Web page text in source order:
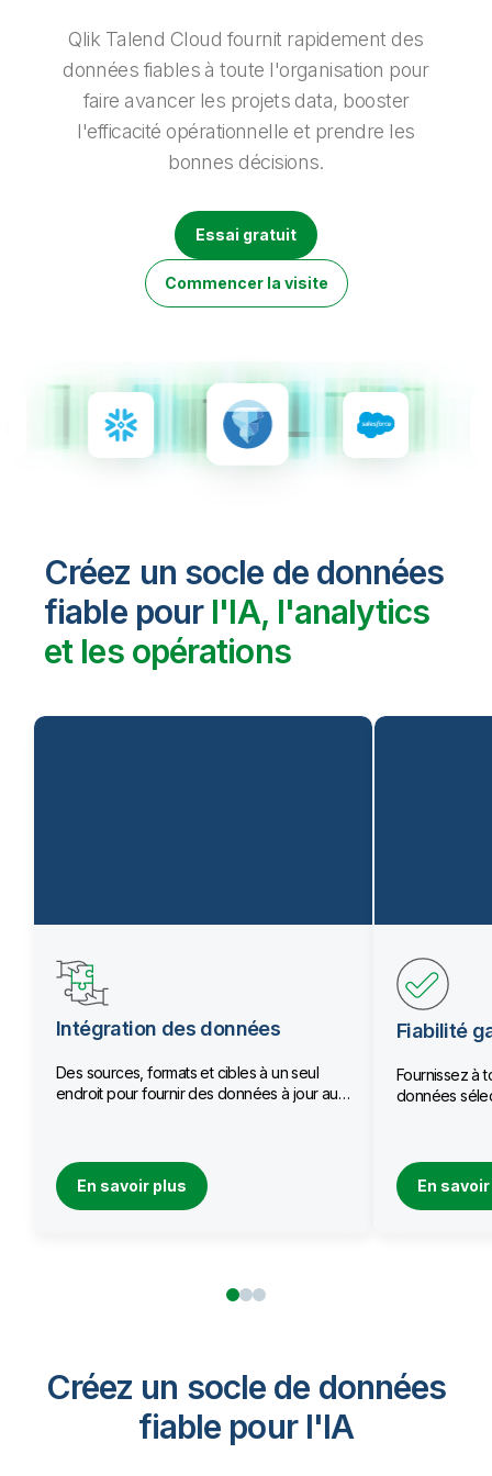
Documentation produits
Nos bureaux dans le monde
Talend
Qlik Talend Cloud fournit rapidement des
données fiables à toute l'organisation pour
faire avancer les projets data, booster
l'efficacité opérationnelle et prendre les
bonnes décisions.
Essai gratuit
Commencer la visite
Créez un socle de données
fiable pour l'IA, l'analytics
et les opérations
Intégration des données
Des sources, formats et cibles à un seul
endroit pour fournir des données à jour aux
En savoir plus
Fiabilité
Fournissez à
données
En
Créez un socle de données
fiable pour I'IA